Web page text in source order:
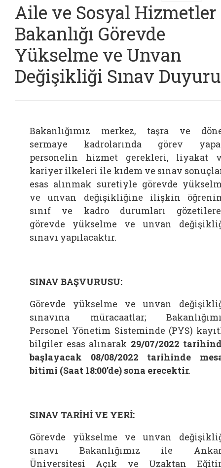
Aile ve Sosyal Hizmetler
Bakanlığı Görevde
Yükselme ve Unvan
Değişikliği Sınav
Bakanlığımız merkez, taşra ve
sermaye kadrolarında görev
personelin hizmet gerekleri, liyakat
kariyer ilkeleri ile kıdem ve sınav
esas alınmak suretiyle görevde
ve unvan değişikliğine ilişkin
sınıf ve kadro durumları
görevde yükselme ve unvan
sınavı yapılacaktır.
SINAV BAŞVURUSU:
Görevde yükselme ve unvan
sınavına müracaatlar;
Personel Yönetim Sisteminde (PYS)
bilgiler esas alınarak 29/07/2022
başlayacak 08/08/2022 tarihinde
bitimi (Saat 18:00’de) sona erecektir.
SINAV TARİHİ VE YERİ:
Görevde yükselme ve unvan
sınavı Bakanlığımız ile
Üniversitesi Açık ve Uzaktan